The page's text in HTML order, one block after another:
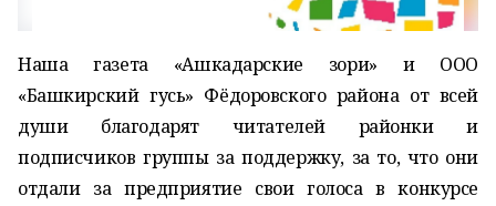
Наша газета «Ашкадарские зори» и ООО
«Башкирский гусь» Фёдоровского района от всей
души благодарят читателей районки и
подписчиков группы за поддержку, за то, что они
отдали за предприятие свои голоса в конкурсе